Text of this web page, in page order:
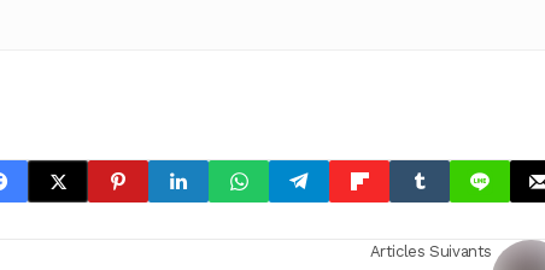
Articles Suivants